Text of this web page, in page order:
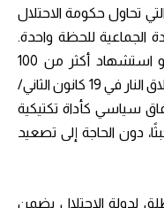
تحاول حكومة الاحتلال
الجماعية للحظة واحدة.
وأكبر دليل على ذلك، وفق دلياني، هو استشهاد أكثر من 100
فلسطيني في غزة منذ إعلان وقف إطلاق النار في 19 كانون الثاني/
سياسي كأداة تكتيكية
دون الحاجة إلى تصعيد
لدولة الاحتلال يضمن